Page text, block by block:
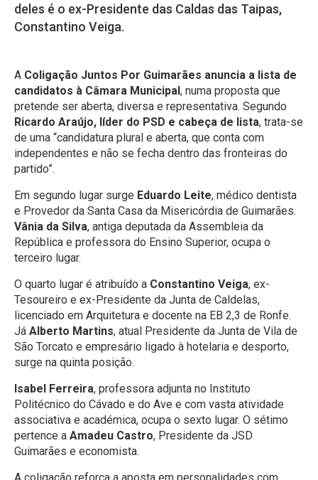
deles é o ex-Presidente das Caldas das Taipas,
Constantino Veiga.
A Coligação Juntos Por Guimarães anuncia a lista de
candidatos à Câmara Municipal, numa proposta que
pretende ser aberta, diversa e representativa. Segundo
Ricardo Araújo, líder do PSD e cabeça de lista, trata-se
de uma “candidatura plural e aberta, que conta com
independentes e não se fecha dentro das fronteiras do
partido”.
Em segundo lugar surge Eduardo Leite, médico dentista
e Provedor da Santa Casa da Misericórdia de Guimarães.
Vânia da Silva, antiga deputada da Assembleia da
República e professora do Ensino Superior, ocupa o
terceiro lugar.
O quarto lugar é atribuído a Constantino Veiga, ex-
Tesoureiro e ex-Presidente da Junta de Caldelas,
licenciado em Arquitetura e docente na EB 2,3 de Ronfe.
Já Alberto Martins, atual Presidente da Junta de Vila de
São Torcato e empresário ligado à hotelaria e desporto,
surge na quinta posição.
Isabel Ferreira, professora adjunta no Instituto
Politécnico do Cávado e do Ave e com vasta atividade
associativa e académica, ocupa o sexto lugar. O sétimo
pertence a Amadeu Castro, Presidente da JSD
Guimarães e economista.